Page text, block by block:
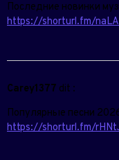
Последние новинки
https://shorturl.fm/
Carey1377 dit :
Популярные песни
https://shorturl.fm/